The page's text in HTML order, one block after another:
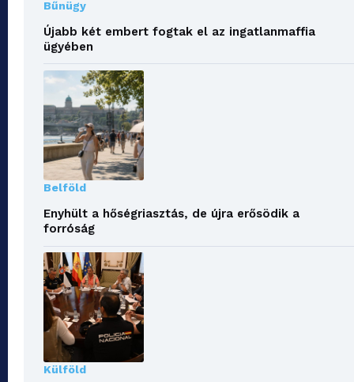
Bűnügy
Újabb két embert fogtak el az ingatlanmaffia
ügyében
Belföld
Enyhült a hőségriasztás, de újra erősödik a
forróság
Külföld